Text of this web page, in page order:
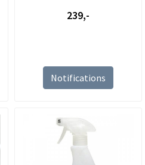
239,-
Notifications